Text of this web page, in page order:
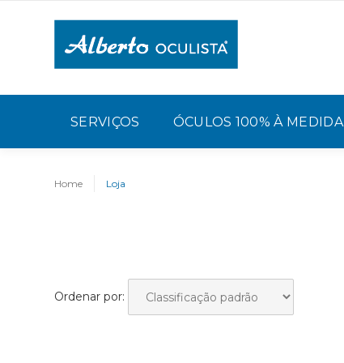
SERVIÇOS ÓCULOS 100% À MEDIDA
Home Loja
Ordenar por: